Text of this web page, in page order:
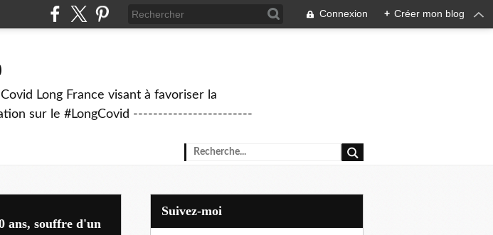
Connexion + Créer mon blog
Long France visant à favoriser la
sur le #LongCovid ------------------------
ans, souffre d'un
Suivez-moi